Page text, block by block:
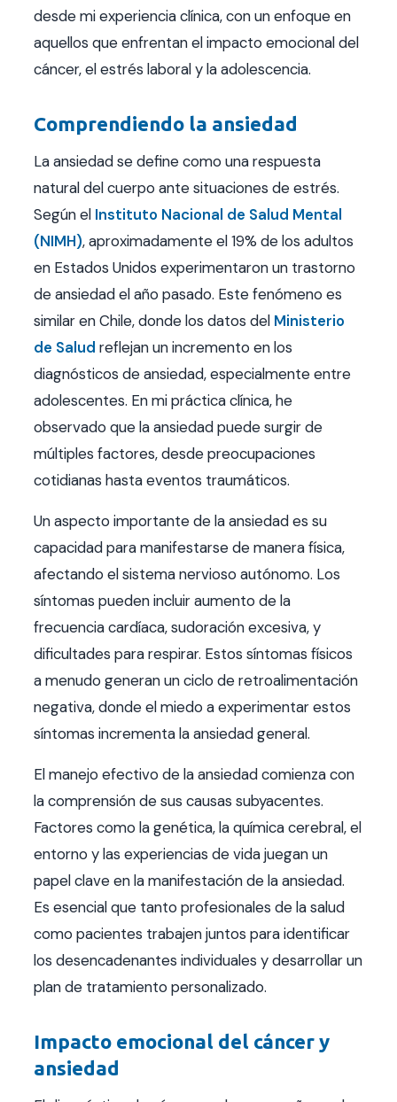
desde mi experiencia clínica, con un enfoque en
aquellos que enfrentan el impacto emocional del
cáncer, el estrés laboral y la adolescencia.
Comprendiendo la ansiedad
La ansiedad se define como una respuesta
natural del cuerpo ante situaciones de estrés.
Según el Instituto Nacional de Salud Mental
(NIMH), aproximadamente el 19% de los adultos
en Estados Unidos experimentaron un trastorno
de ansiedad el año pasado. Este fenómeno es
similar en Chile, donde los datos del Ministerio
de Salud reflejan un incremento en los
diagnósticos de ansiedad, especialmente entre
adolescentes. En mi práctica clínica, he
observado que la ansiedad puede surgir de
múltiples factores, desde preocupaciones
cotidianas hasta eventos traumáticos.
Un aspecto importante de la ansiedad es su
capacidad para manifestarse de manera física,
afectando el sistema nervioso autónomo. Los
síntomas pueden incluir aumento de la
frecuencia cardíaca, sudoración excesiva, y
dificultades para respirar. Estos síntomas físicos
a menudo generan un ciclo de retroalimentación
negativa, donde el miedo a experimentar estos
síntomas incrementa la ansiedad general.
El manejo efectivo de la ansiedad comienza con
la comprensión de sus causas subyacentes.
Factores como la genética, la química cerebral, el
entorno y las experiencias de vida juegan un
papel clave en la manifestación de la ansiedad.
Es esencial que tanto profesionales de la salud
como pacientes trabajen juntos para identificar
los desencadenantes individuales y desarrollar un
plan de tratamiento personalizado.
Impacto emocional del cáncer y
ansiedad